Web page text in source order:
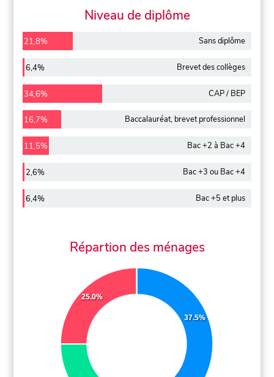
Niveau de diplôme
21,8% Sans diplôme
6,4% Brevet des collèges
34,6% CAP / BEP
16,7% Baccalauréat, brevet professionnel
11,5% Bac +2 à Bac +4
2,6% Bac +3 ou Bac +4
6,4% Bac +5 et plus
Répartion des ménages
37.5%
25.0%